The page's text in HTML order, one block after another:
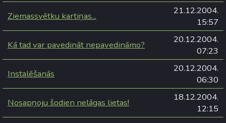
Ziemassvētku kartiņas...
21.12.2004.
15:57
Kā tad var pavedināt nepavedināmo?
20.12.2004.
07:23
Instalēšanās
20.12.2004.
06:30
Nosapņoju šodien nelāgas lietas!
18.12.2004.
12:15